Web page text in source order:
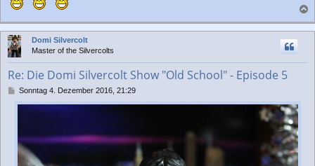
t
r
a
g
a
c
Domi Silvercolt
Master of the Silvercolts
Re: Die Domi Silvercolt Show "Old School" - Episode 5
B
e
a
g
Sonntag 4. Dezember 2016, 21:29